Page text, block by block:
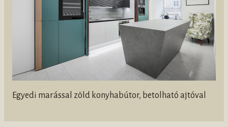
Egyedi marással zöld konyhabútor, betolható ajtóval